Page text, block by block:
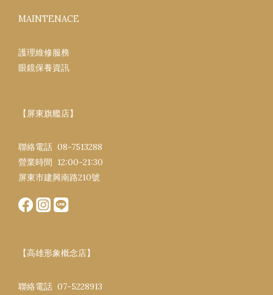
MAINTENACE
護理維修服務
眼鏡保養資訊
【屏東旗艦店】
聯絡電話 08-7513288
營業時間 12:00-21:30​
屏東市建興南路​210號
【高雄形象概念店】
聯絡電話 07-5228913